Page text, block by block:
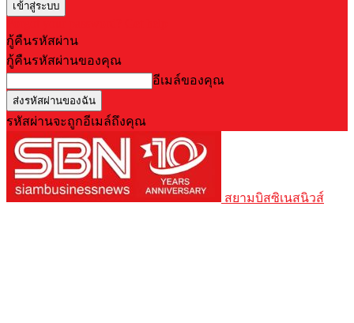
กู้คืนรหัสผ่าน
กู้คืนรหัสผ่านของคุณ
อีเมล์ของคุณ
รหัสผ่านจะถูกอีเมล์ถึงคุณ
สยามบิสซิเนสนิวส์